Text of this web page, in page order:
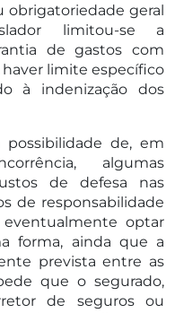
obrigatoriedade geral
limitou-se a
de gastos com
haver limite específico
à indenização dos
de, em
algumas
de defesa nas
de responsabilidade
optar
forma, ainda que a
prevista entre as
que o segurado,
de seguros ou